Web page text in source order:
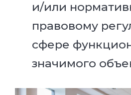
и/или
правовому
сфере
значимого